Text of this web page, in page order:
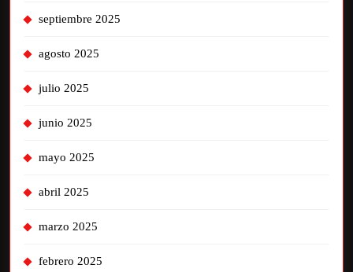
septiembre 2025
agosto 2025
julio 2025
junio 2025
mayo 2025
abril 2025
marzo 2025
febrero 2025